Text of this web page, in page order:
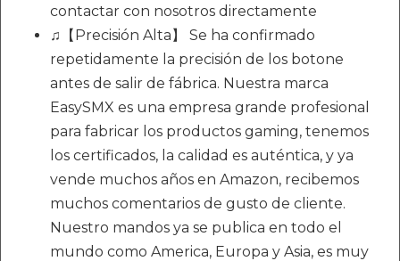
contactar con nosotros directamente
♫【Precisión Alta】 Se ha confirmado
repetidamente la precisión de los botone
antes de salir de fábrica. Nuestra marca
EasySMX es una empresa grande profesional
para fabricar los productos gaming, tenemos
los certificados, la calidad es auténtica, y ya
vende muchos años en Amazon, recibemos
muchos comentarios de gusto de cliente.
Nuestro mandos ya se publica en todo el
mundo como America, Europa y Asia, es muy